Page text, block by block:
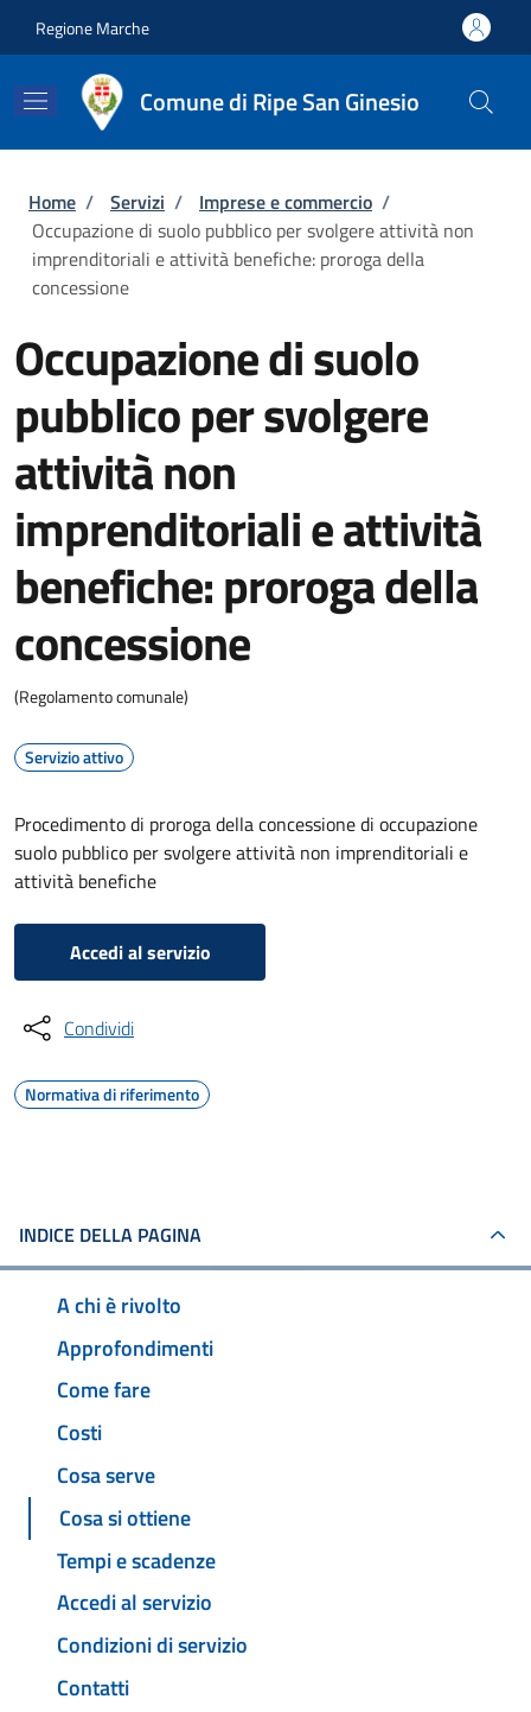
Regione Marche
Comune di Ripe San Ginesio
Briciole di pane
Home / Servizi / Imprese e commercio /
Occupazione di suolo pubblico per svolgere attività non
imprenditoriali e attività benefiche: proroga della
concessione
Occupazione di suolo
pubblico per svolgere
attività non
imprenditoriali e attività
benefiche: proroga della
concessione
(Regolamento comunale)
Servizio attivo
Procedimento di proroga della concessione di occupazione
suolo pubblico per svolgere attività non imprenditoriali e
attività benefiche
Accedi al servizio
Condividi
Normativa di riferimento
INDICE DELLA PAGINA
A chi è rivolto
Approfondimenti
Come fare
Costi
Cosa serve
Cosa si ottiene
Tempi e scadenze
Accedi al servizio
Condizioni di servizio
Contatti